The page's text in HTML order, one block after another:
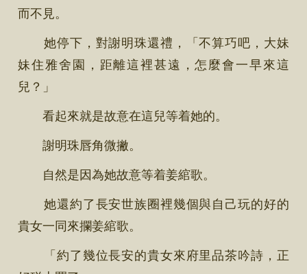
而不見。
她停下，對謝明珠還禮，「不算巧吧，大妹
妹住雅舍園，距離這裡甚遠，怎麼會一早來這
兒？」
看起來就是故意在這兒等着她的。
謝明珠唇角微撇。
自然是因為她故意等着姜綰歌。
她還約了長安世族圈裡幾個與自己玩的好的
貴女一同來攔姜綰歌。
「約了幾位長安的貴女來府里品茶吟詩，正